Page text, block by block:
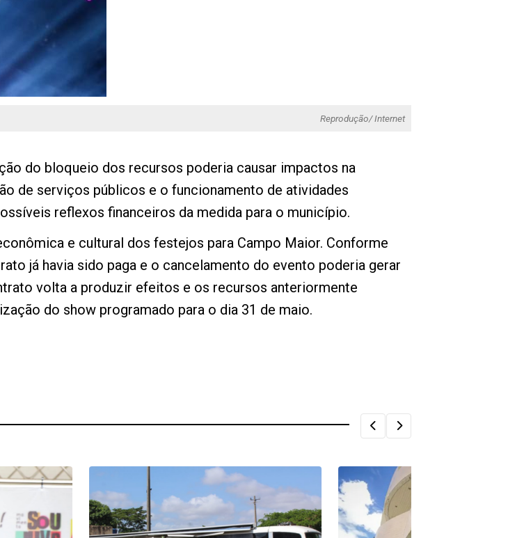
Reprodução/ Internet
do bloqueio dos recursos poderia causar impactos na
de serviços públicos e o funcionamento de atividades
reflexos financeiros da medida para o município.
e cultural dos festejos para Campo Maior. Conforme
já havia sido paga e o cancelamento do evento poderia gerar
volta a produzir efeitos e os recursos anteriormente
do show programado para o dia 31 de maio.